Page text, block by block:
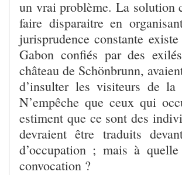
un vrai problème. La solution
faire disparaitre en
jurisprudence constante
Gabon confiés par des
château de Schönbrunn,
d’insulter les visiteurs de
N’empêche que ceux qui
estiment que ce sont des
devraient être traduits
d’occupation ; mais à
convocation ?